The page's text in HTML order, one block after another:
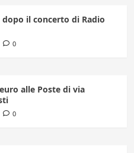
dopo il concerto di Radio
0
alle Poste di via
0